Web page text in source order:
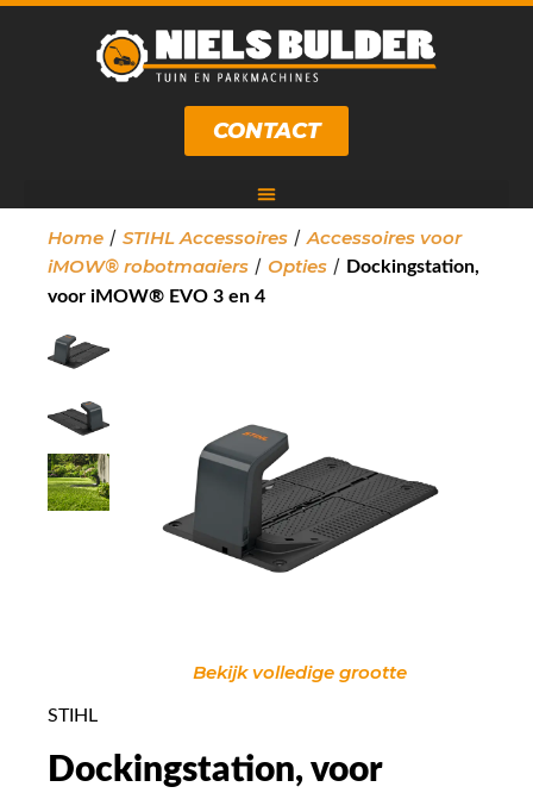
CONTACT
Home / STIHL Accessoires / Accessoires voor
iMOW® robotmaaiers / Opties / Dockingstation,
voor iMOW® EVO 3 en 4
Bekijk volledige grootte
STIHL
Dockingstation, voor